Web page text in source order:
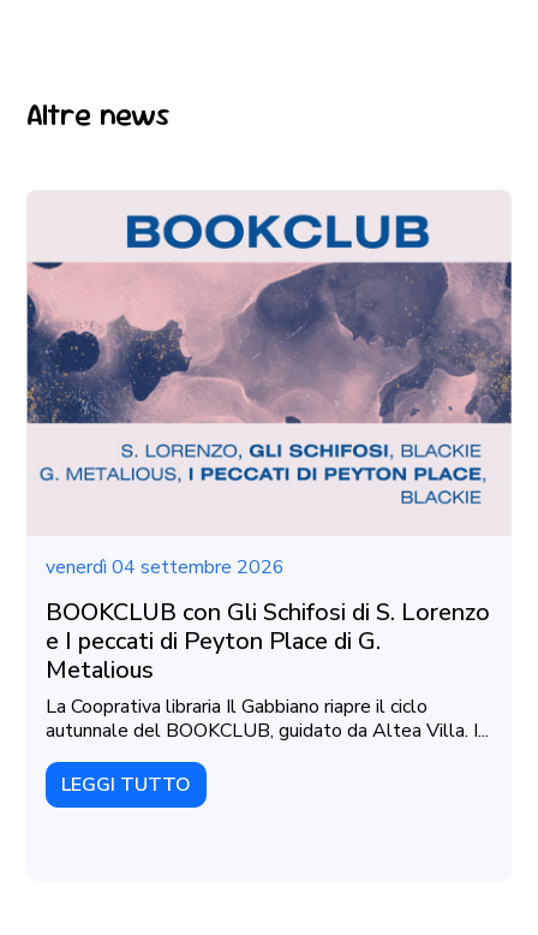
Altre news
venerdì 04 settembre 2026
BOOKCLUB con Gli Schifosi di S. Lorenzo
e I peccati di Peyton Place di G.
Metalious
La Cooprativa libraria Il Gabbiano riapre il ciclo
autunnale del BOOKCLUB, guidato da Altea Villa. I...
LEGGI TUTTO